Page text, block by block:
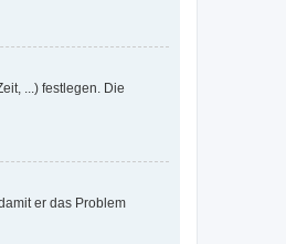
...) festlegen. Die
er das Problem